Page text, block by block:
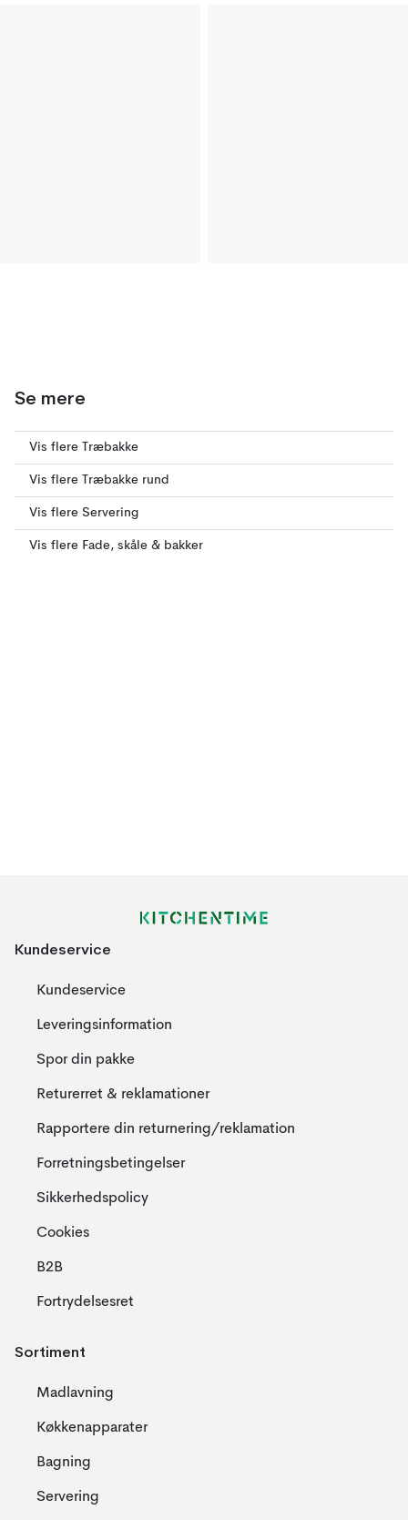
Se mere
Vis flere Træbakke
Vis flere Træbakke rund
Vis flere Servering
Vis flere Fade, skåle & bakker
Kundeservice
Kundeservice
Leveringsinformation
Spor din pakke
Returerret & reklamationer
Rapportere din returnering/reklamation
Forretningsbetingelser
Sikkerhedspolicy
Cookies
B2B
Fortrydelsesret
Sortiment
Madlavning
Køkkenapparater
Bagning
Servering